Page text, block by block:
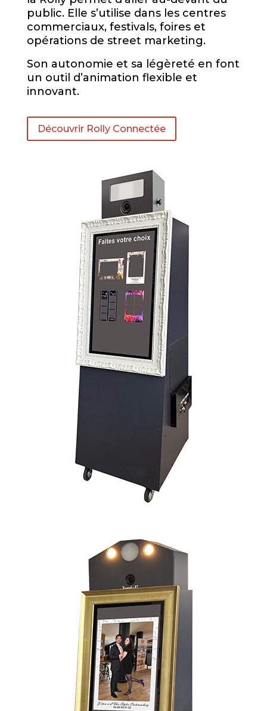
public. Elle s’utilise dans les centres
commerciaux, festivals, foires et
opérations de street marketing.
Son autonomie et sa légèreté en font
un outil d’animation flexible et
innovant.
Découvrir Rolly Connectée